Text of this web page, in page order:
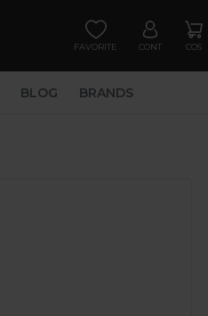
FAVORITE CONT COS
BLOG BRANDS